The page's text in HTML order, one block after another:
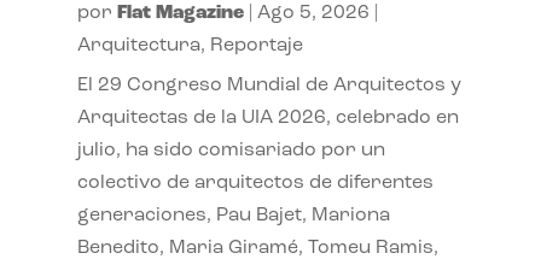
por Flat Magazine| Ago 5, 2026
Arquitectura, Reportaje
El 29 Congreso Mundial de Arquitectos y
Arquitectas de la UIA 2026, celebrado en
julio, ha sido comisariado por un
colectivo de arquitectos de diferentes
generaciones, Pau Bajet, Mariona
Benedito, Maria Giramé, Tomeu Ramis,